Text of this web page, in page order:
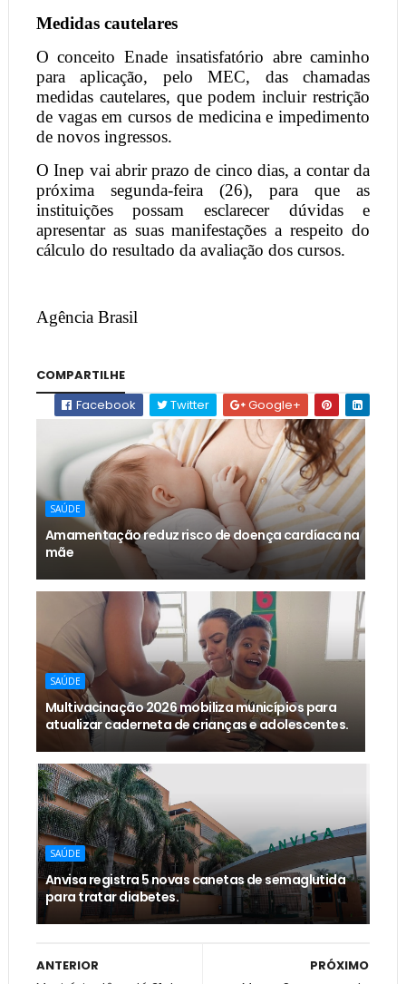
Medidas cautelares
O conceito Enade insatisfatório abre caminho
para aplicação, pelo MEC, das chamadas
medidas cautelares, que podem incluir restrição
de vagas em cursos de medicina e impedimento
de novos ingressos.
O Inep vai abrir prazo de cinco dias, a contar da
próxima segunda-feira (26), para que as
instituições possam esclarecer dúvidas e
apresentar as suas manifestações a respeito do
cálculo do resultado da avaliação dos cursos.
Agência Brasil
COMPARTILHE
Facebook
Twitter Google+
SAÚDE
Amamentação reduz risco de doença cardíaca na
mãe
SAÚDE
Multivacinação 2026 mobiliza municípios para
atualizar caderneta de crianças e adolescentes.
SAÚDE
Anvisa registra 5 novas canetas de semaglutida
para tratar diabetes.
PRÓXIMO
ANTERIOR